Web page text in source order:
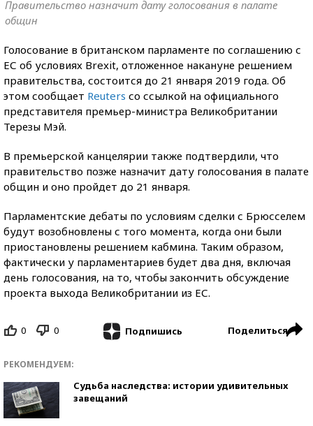
Правительство назначит дату голосования в палате
общин
Голосование в британском парламенте по соглашению с
ЕС об условиях Brexit, отложенное накануне решением
правительства, состоится до 21 января 2019 года. Об
этом сообщает Reuters со ссылкой на официального
представителя премьер-министра Великобритании
Терезы Мэй.
В премьерской канцелярии также подтвердили, что
правительство позже назначит дату голосования в палате
общин и оно пройдет до 21 января.
Парламентские дебаты по условиям сделки с Брюсселем
будут возобновлены с того момента, когда они были
приостановлены решением кабмина. Таким образом,
фактически у парламентариев будет два дня, включая
день голосования, на то, чтобы закончить обсуждение
проекта выхода Великобритании из ЕС.
0 0 Подпишись Поделиться
РЕКОМЕНДУЕМ:
Судьба наследства: истории удивительных
завещаний